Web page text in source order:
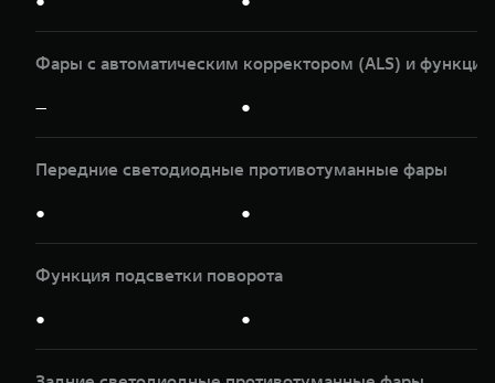
Фары с автоматическим корректором (ALS) и
— ●
Передние светодиодные противотуманные фары
● ●
Функция подсветки поворота
● ●